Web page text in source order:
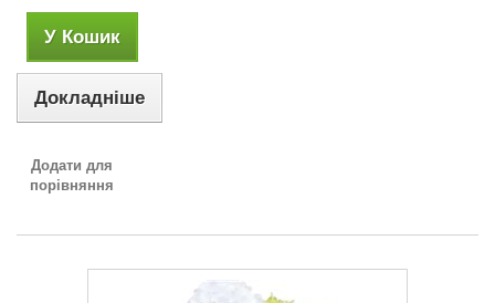
У Кошик
Докладніше
Додати для
порівняння